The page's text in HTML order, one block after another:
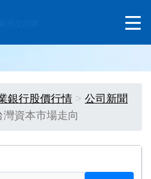
銀行股價行情
公司新聞
資本市場走向